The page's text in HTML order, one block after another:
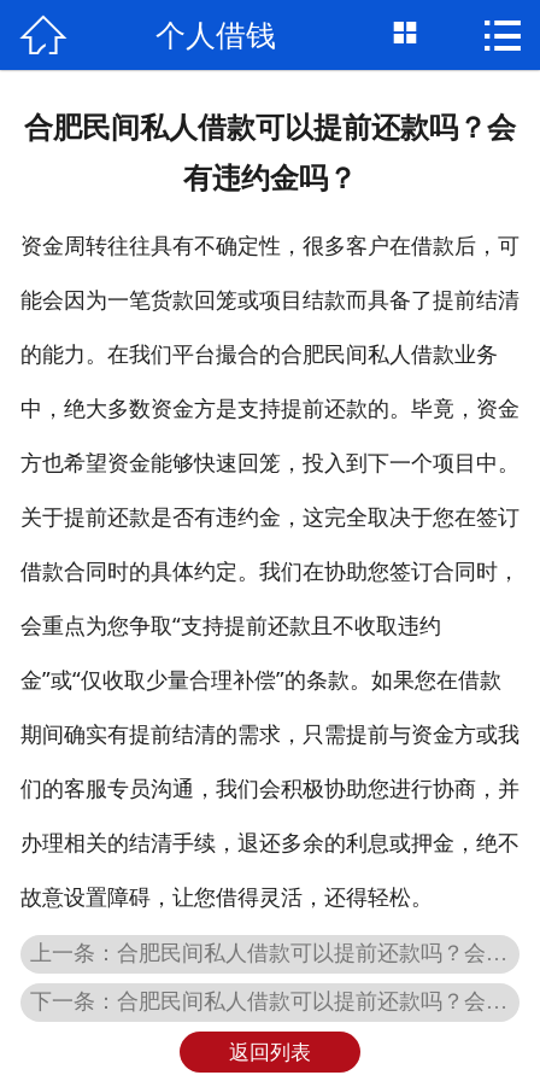
首页
私人借款
个人资金
个人贷款
私人借款
 个人借钱  
合肥民间私人借款可以提前还款吗？会
有违约金吗？
资金周转往往具有不确定性，很多客户在借款后，可
能会因为一笔货款回笼或项目结款而具备了提前结清
的能力。在我们平台撮合的合肥民间私人借款业务
中，绝大多数资金方是支持提前还款的。毕竟，资金
方也希望资金能够快速回笼，投入到下一个项目中。
关于提前还款是否有违约金，这完全取决于您在签订
借款合同时的具体约定。我们在协助您签订合同时，
会重点为您争取“支持提前还款且不收取违约
金”或“仅收取少量合理补偿”的条款。如果您在借款
期间确实有提前结清的需求，只需提前与资金方或我
们的客服专员沟通，我们会积极协助您进行协商，并
办理相关的结清手续，退还多余的利息或押金，绝不
故意设置障碍，让您借得灵活，还得轻松。
上一条：合肥民间私人借款可以提前还款吗？会有违约金吗？
下一条：合肥民间私人借款可以提前还款吗？会有违约金吗？
返回列表